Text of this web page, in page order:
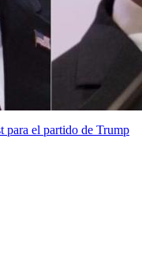
para el partido de Trump